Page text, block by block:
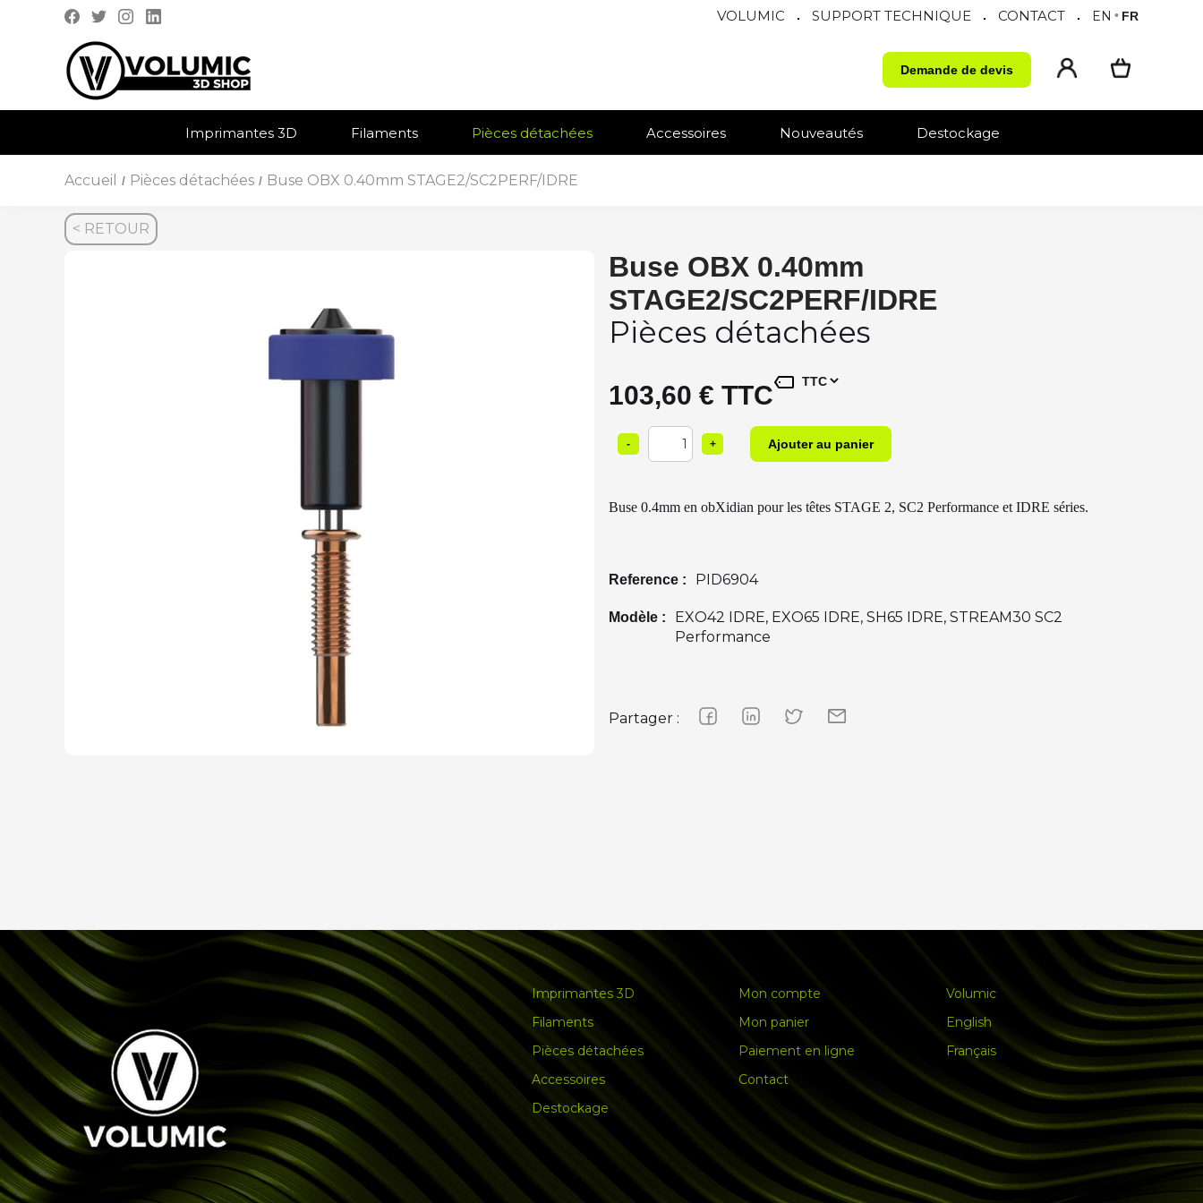
VOLUMIC . SUPPORT TECHNIQUE . CONTACT . EN • FR
Demande de devis
Imprimantes 3D Filaments Pièces détachées Accessoires Nouveautés Destockage
Accueil / Pièces détachées / Buse OBX 0.40mm STAGE2/SC2PERF/IDRE
< RETOUR
Buse OBX 0.40mm
STAGE2/SC2PERF/IDRE
Pièces détachées
103,60 € TTC
- 1 +
Buse 0.4mm en obXidian pour les têtes STAGE 2, SC2 Performance et IDRE séries.
Reference : PID6904
Modèle :
EXO42 IDRE, EXO65 IDRE, SH65 IDRE, STREAM30 SC2
Performance
Partager :
Imprimantes 3D
Filaments
Pièces détachées
Accessoires
Destockage
Mon compte
Mon panier
Paiement en ligne
Contact
Volumic
English
Français